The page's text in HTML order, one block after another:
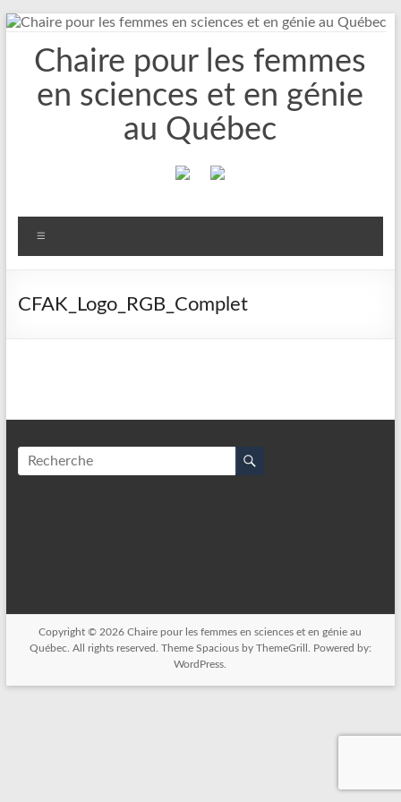
Aller
contenuChaire pour les femmes
en sciences et en génie
au Québec
CFAK_Logo_RGB_Complet
Copyright © 2026Chaire pour les femmes en sciences et en génie au
Québec . All rights reserved. Theme Spaciousby ThemeGrill. Powered by:
WordPress